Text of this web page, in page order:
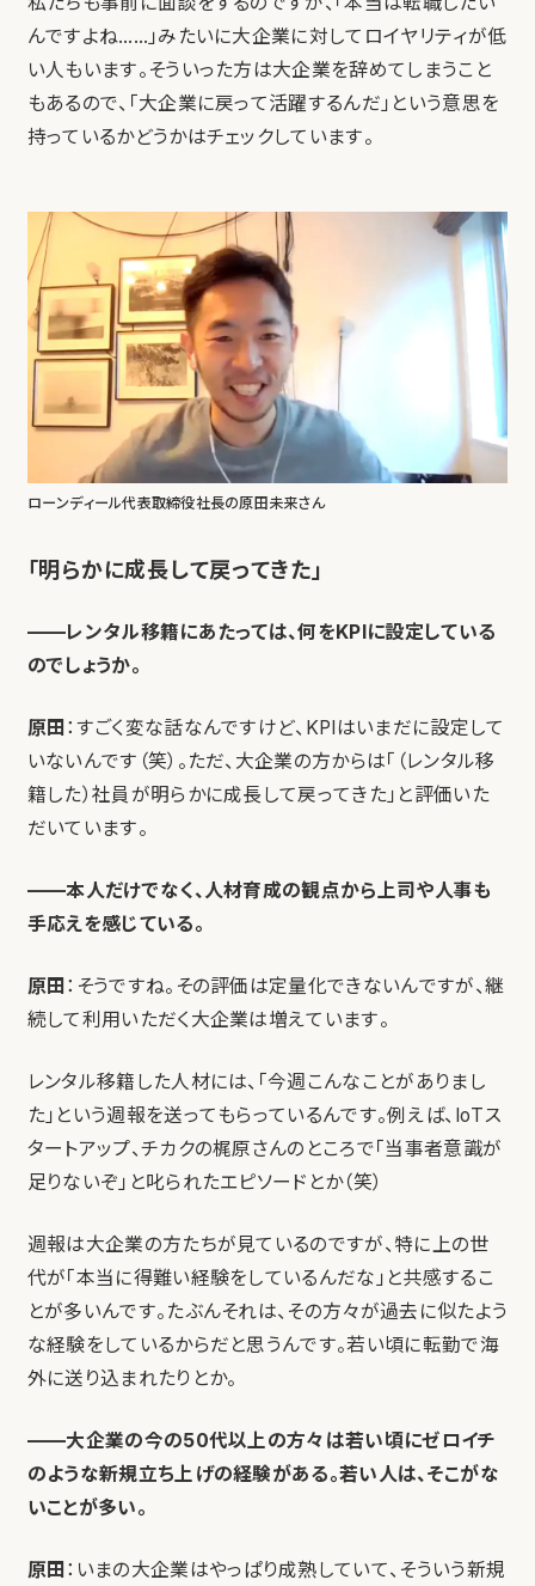
んですよね……」みたいに大企業に対してロイヤリティが低
い人もいます。そういった方は大企業を辞めてしまうこと
もあるので、「大企業に戻って活躍するんだ」という意思を
持っているかどうかはチェックしています。
ローンディール代表取締役社長の原田未来さん
「明らかに成長して戻ってきた」
——レンタル移籍にあたっては、何をKPIに設定している
のでしょうか。
原田 ：すごく変な話なんですけど、KPIはいまだに設定して
いないんです（笑）。ただ、大企業の方からは「（レンタル移
籍した）社員が明らかに成長して戻ってきた」と評価いた
だいています。
——本人だけでなく、人材育成の観点から上司や人事も
手応えを感じている。
原田 ：そうですね。その評価は定量化できないんですが、継
続して利用いただく大企業は増えています。
レンタル移籍した人材には、「今週こんなことがありまし
た」という週報を送ってもらっているんです。例えば、IoTス
タートアップ、チカクの梶原さんのところで「当事者意識が
足りないぞ」と叱られたエピソードとか（笑）
週報は大企業の方たちが見ているのですが、特に上の世
代が「本当に得難い経験をしているんだな」と共感するこ
とが多いんです。たぶんそれは、その方々が過去に似たよう
な経験をしているからだと思うんです。若い頃に転勤で海
外に送り込まれたりとか。
——大企業の今の50代以上の方々は若い頃にゼロイチ
のような新規立ち上げの経験がある。若い人は、そこがな
いことが多い。
原田 ：いまの大企業はやっぱり成熟していて、そういう新規